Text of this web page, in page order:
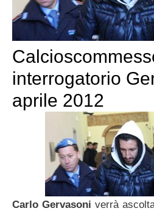
interrogatorio
aprile 2012
Carlo Gervasoni verrà